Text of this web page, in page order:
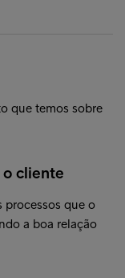
que temos sobre
cliente
processos que o
a boa relação